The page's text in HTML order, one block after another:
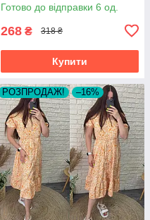
Готово до відправки 6 од.
268 ₴ 318 ₴
Купити
РОЗПРОДАЖ! –16%